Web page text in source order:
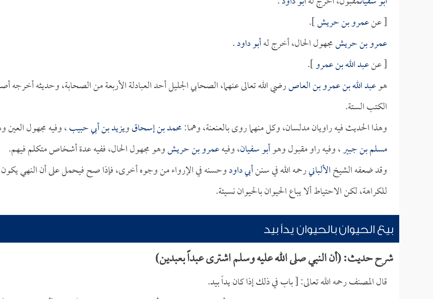
[ عنعمرو بن حريش].
عمرو بن حريشمجهول الحال، أخرج لهأبو داود.
[ عنعبد الله بن عمرو].
هوعبد الله بن عمرو بن العاصرضي الله تعالى عنهما، الصحابي الجليل أحد العبادلة الأربعة من الصحابة، وحديثه أخرجه
الكتب الستة.
وهذا الحديث فيه راويان مدلسان، وكل منهما روى بالعنعنة، وهما:محمد بن إسحاقويزيد بن أبي حبيب، وفيه مجهول العين
مسلم بن جبير، وفيه راو مقبول وهوأبو سفيان، وفيهعمرو بن حريشوهو مجهول الحال، ففيه عدة أشخاص متكلم فيهم.
وقد ضعفه الشيخالألبانيرحمه الله في سننأبي داودوحسنه في الإرواء من وجوه أخرى، فإذا صح فيحمل على أن النهي يكون
للكراهة، لكن الاحتياط ألا يباع الحيوان بالحيوان نسيئة.
بيع الحيوان بالحيوان يداً بيد
شرح حديث: (أن النبي صلى الله عليه وسلم اشترى عبداً بعبدين)
قال المصنف رحمه الله تعالى: [ باب في ذلك إذا كان يداً بيد.